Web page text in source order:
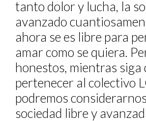
tanto dolor y lucha, la
avanzado
ahora se es libre para
amar como se quiera.
honestos, mientras siga
pertenecer al colectivo
podremos
sociedad libre y